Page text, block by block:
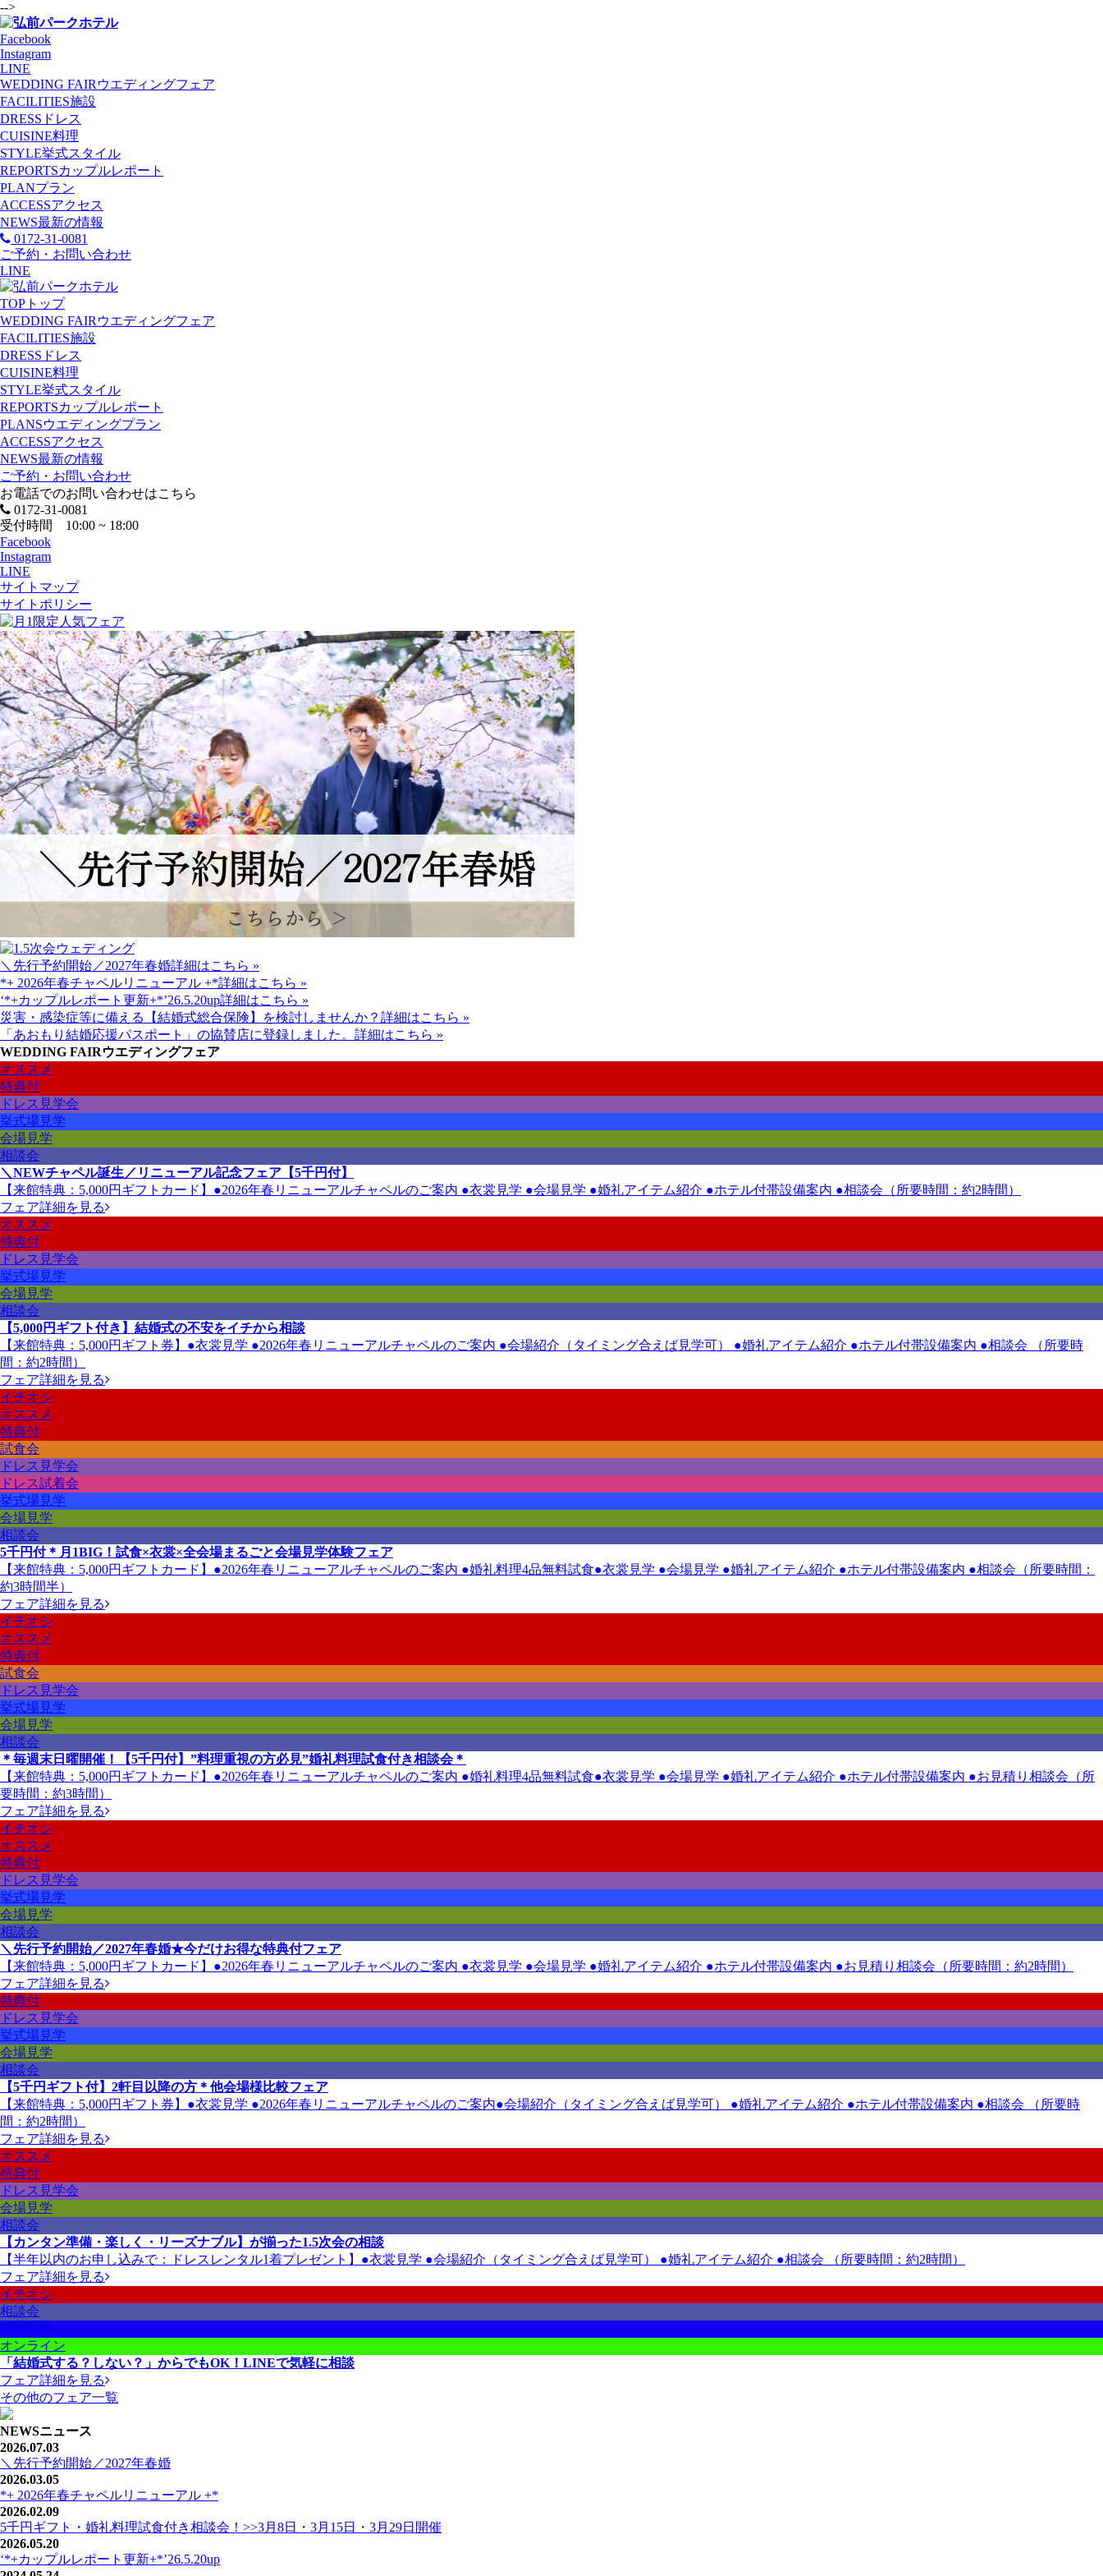
-->
Facebook
Instagram
LINE
WEDDING FAIR ウエディングフェア
FACILITIES施設
DRESS ドレス
CUISINE料理
STYLE挙式スタイル
REPORTSカップルレポート
PLANプラン
ACCESSアクセス
NEWS最新の情報
0172-31-0081
ご予約・お問い合わせ
LINE
TOP トップ
WEDDING FAIR ウエディングフェア
FACILITIES施設
DRESS ドレス
CUISINE料理
STYLE挙式スタイル
REPORTSカップルレポート
PLANSウエディングプラン
ACCESSアクセス
NEWS最新の情報
ご予約・お問い合わせ
お電話でのお問い合わせはこちら
0172-31-0081
受付時間 10:00 ~ 18:00
Facebook
Instagram
LINE
サイトマップ
サイトポリシー
＼先行予約開始／2027年春婚詳細はこちら »
*+ 2026年春チャペルリニューアル +*詳細はこちら »
‘*+カップルレポート更新+*’26.5.20up詳細はこちら »
災害・感染症等に備える【結婚式総合保険】を検討しませんか？ 詳細はこちら »
「あおもり結婚応援パスポート」の協賛店に登録しました。 詳細はこちら »
WEDDING FAIRウエディングフェア
オススメ
特典付
ドレス見学会
挙式場見学
会場見学
相談会
＼NEWチャペル誕生／リニューアル記念フェア【5千円付】
【来館特典：5,000円ギフトカード】●2026年春リニューアルチャペルのご案内 ●衣裳見学 ●会場見学 ●婚礼アイテム紹介 ●ホテル付帯設備案内 ●相談会（所要時間：約2時間）
フェア詳細を見る
オススメ
特典付
ドレス見学会
挙式場見学
会場見学
相談会
【5,000円ギフト付き】結婚式の不安をイチから相談
【来館特典：5,000円ギフト券】●衣裳見学 ●2026年春リニューアルチャペルのご案内 ●会場紹介（タイミング合えば見学可） ●婚礼アイテム紹介 ●ホテル付帯設備案内 ●相談会 （所要時
間：約2時間）
フェア詳細を見る
イチオシ
オススメ
特典付
試食会
ドレス見学会
ドレス試着会
挙式場見学
会場見学
相談会
5千円付＊月1BIG！試食×衣裳×全会場まるごと会場見学体験フェア
【来館特典：5,000円ギフトカード】●2026年春リニューアルチャペルのご案内 ●婚礼料理4品無料試食●衣裳見学 ●会場見学 ●婚礼アイテム紹介 ●ホテル付帯設備案内 ●相談会（所要時間：
約3時間半）
フェア詳細を見る
イチオシ
オススメ
特典付
試食会
ドレス見学会
挙式場見学
会場見学
相談会
＊毎週末日曜開催！【5千円付】”料理重視の方必見”婚礼料理試食付き相談会＊
【来館特典：5,000円ギフトカード】●2026年春リニューアルチャペルのご案内 ●婚礼料理4品無料試食●衣裳見学 ●会場見学 ●婚礼アイテム紹介 ●ホテル付帯設備案内 ●お見積り相談会（所
要時間：約3時間）
フェア詳細を見る
イチオシ
オススメ
特典付
ドレス見学会
挙式場見学
会場見学
相談会
＼先行予約開始／2027年春婚★今だけお得な特典付フェア
【来館特典：5,000円ギフトカード】●2026年春リニューアルチャペルのご案内 ●衣裳見学 ●会場見学 ●婚礼アイテム紹介 ●ホテル付帯設備案内 ●お見積り相談会（所要時間：約2時間）
フェア詳細を見る
特典付
ドレス見学会
挙式場見学
会場見学
相談会
【5千円ギフト付】2軒目以降の方＊他会場様比較フェア
【来館特典：5,000円ギフト券】●衣裳見学 ●2026年春リニューアルチャペルのご案内●会場紹介（タイミング合えば見学可） ●婚礼アイテム紹介 ●ホテル付帯設備案内 ●相談会 （所要時
間：約2時間）
フェア詳細を見る
オススメ
特典付
ドレス見学会
会場見学
相談会
【カンタン準備・楽しく・リーズナブル】が揃った1.5次会の相談
【半年以内のお申し込みで：ドレスレンタル1着プレゼント】●衣裳見学 ●会場紹介（タイミング合えば見学可） ●婚礼アイテム紹介 ●相談会 （所要時間：約2時間）
フェア詳細を見る
イチオシ
相談会
オンライン
「結婚式する？しない？」からでもOK！LINEで気軽に相談
フェア詳細を見る
その他のフェア一覧
NEWSニュース
2026.07.03
＼先行予約開始／2027年春婚
2026.03.05
*+ 2026年春チャペルリニューアル +*
2026.02.09
5千円ギフト・婚礼料理試食付き相談会！>>3月8日・3月15日・3月29日開催
2026.05.20
‘*+カップルレポート更新+*’26.5.20up